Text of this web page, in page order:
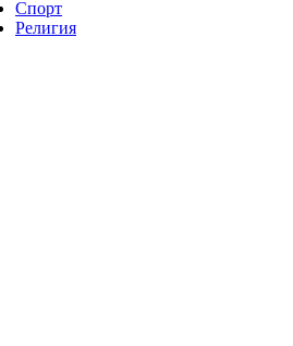
Спорт
Религия